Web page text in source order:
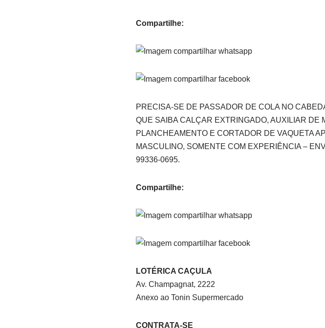
Compartilhe:
PRECISA-SE DE PASSADOR DE COLA NO
QUE SAIBA CALÇAR EXTRINGADO, AUXILIAR DE
PLANCHEAMENTO E CORTADOR DE VAQUETA
MASCULINO, SOMENTE COM EXPERIÊNCIA –
99336-0695.
Compartilhe:
LOTÉRICA CAÇULA
Av. Champagnat, 2222
Anexo ao Tonin Supermercado
CONTRATA-SE